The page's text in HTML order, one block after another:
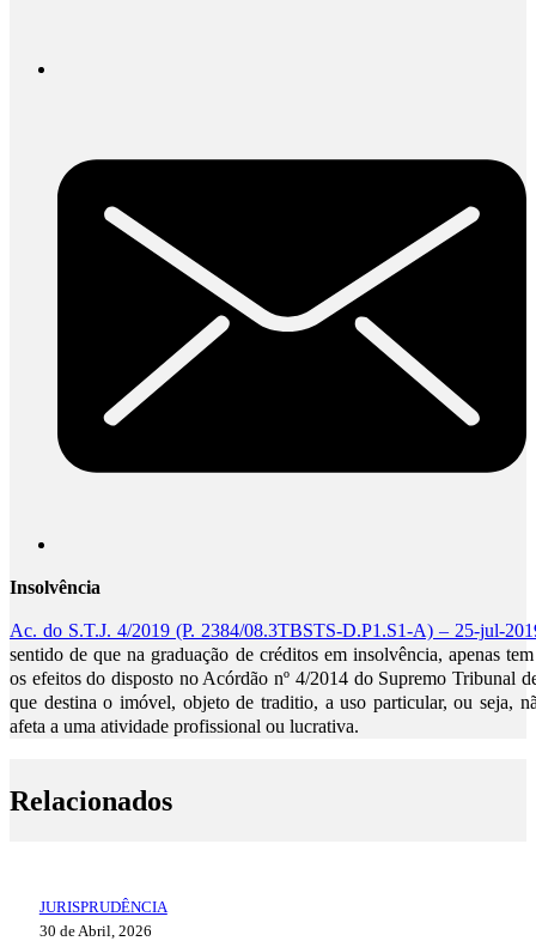
Insolvência
Ac. do S.T.J. 4/2019 (P. 2384/08.3TBSTS-D.P1.S1-A) – 25-jul-
sentido de que na graduação de créditos em insolvência, apenas
os efeitos do disposto no Acórdão nº 4/2014 do Supremo Tribunal
que destina o imóvel, objeto de traditio, a uso particular, ou seja,
afeta a uma atividade profissional ou lucrativa.
Relacionados
JURISPRUDÊNCIA
30 de Abril, 2026